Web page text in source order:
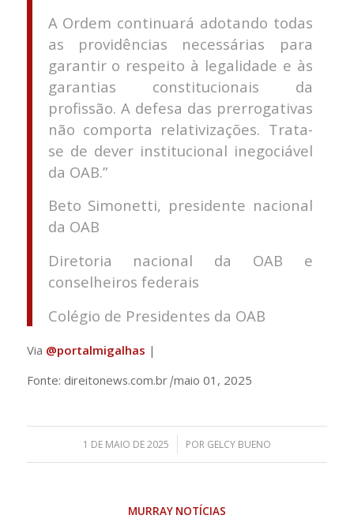
A Ordem continuará adotando todas
as providências necessárias para
garantir o respeito à legalidade e às
garantias constitucionais da
profissão. A defesa das prerrogativas
não comporta relativizações. Trata-
se de dever institucional inegociável
da OAB.”
Beto Simonetti, presidente nacional
da OAB
Diretoria nacional da OAB e
conselheiros federais
Colégio de Presidentes da OAB
Via @portalmigalhas |
Fonte: direitonews.com.br|maio 01, 2025
1 DE MAIO DE 2025
/ POR GELCY BUENO
MURRAY NOTÍCIAS